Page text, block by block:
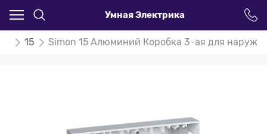
Умная Электрика
15 Simon 15 Алюминий Коробка 3-ая для